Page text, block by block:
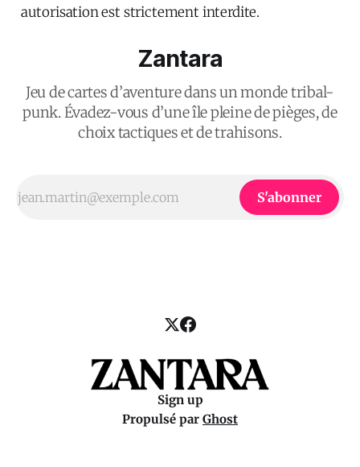
autorisation est strictement interdite.
Zantara
Jeu de cartes d’aventure dans un monde tribal-
punk. Évadez-vous d’une île pleine de pièges, de
choix tactiques et de trahisons.
S'abonner
Sign up
Propulsé par Ghost